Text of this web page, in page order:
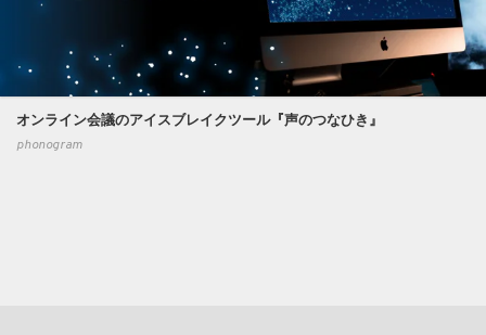
オンライン会議のアイスブレイクツール『声のつなひき』
phonogram